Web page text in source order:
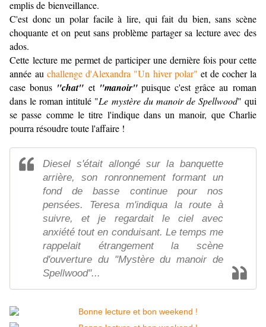
emplis de bienveillance.
C'est donc un polar facile à lire, qui fait du bien, sans scène
choquante et on peut sans problème partager sa lecture avec des
ados.
Cette lecture me permet de participer une dernière fois pour cette
année auchallenge d'Alexandra "Un hiver polar" et de cocher la
case bonus"chat"et "manoir"puisque c'est grâce au roman
dans le roman intitulé "Le mystère du manoir de Spellwood" qui
se passe comme le titre l'indique dans un manoir, que Charlie
pourra résoudre toute l'affaire !
Diesel s'était allongé sur la banquette
arrière, son ronronnement formant un
fond de basse continue pour nos
pensées. Teresa m'indiqua la route à
suivre, et je regardait le ciel avec
anxiété tout en conduisant. Le temps me
rappelait étrangement la scène
d'ouverture du "Mystère du manoir de
Spellwood"...